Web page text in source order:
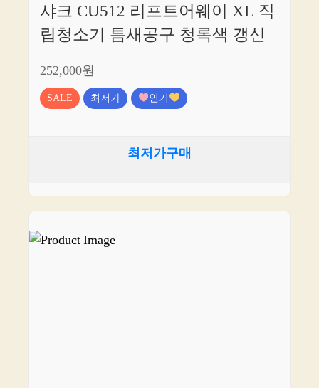
샤크 CU512 리프트어웨이 XL 직
립청소기 틈새공구 청록색 갱신
252,000원
SALE 최저가 인기
최저가구매